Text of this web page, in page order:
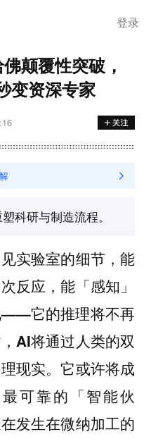
登录
颠覆性突破，
变资深专家
科研与制造流程。
实验室的细节，能
反应，能「感知」
——它的推理将不再
AI将通过人类的双
现实。它或许将成
可靠的「智能伙
发生在微纳加工的